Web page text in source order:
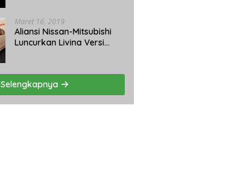
Maret 16, 2019
Aliansi Nissan-Mitsubishi
Luncurkan Livina Versi
Selengkapnya